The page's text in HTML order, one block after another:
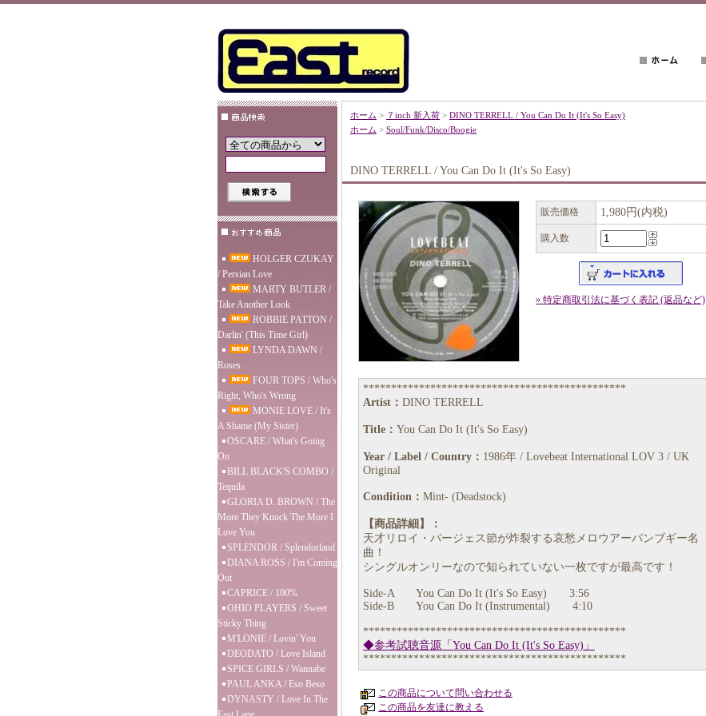
HOLGER CZUKAY
/ Persian Love
MARTY BUTLER /
Take Another Look
ROBBIE PATTON /
Darlin' (This Time Girl)
LYNDA DAWN /
Roses
FOUR TOPS / Who's
Right, Who's Wrong
MONIE LOVE / It's
A Shame (My Sister)
OSCARE / What's Going
On
BILL BLACK'S COMBO /
Tequila
GLORIA D. BROWN / The
More They Knock The More I
Love You
SPLENDOR / Splendorland
DIANA ROSS / I'm Coming
Out
CAPRICE / 100%
OHIO PLAYERS / Sweet
Sticky Thing
M'LONIE / Lovin' You
DEODATO / Love Island
SPICE GIRLS / Wannabe
PAUL ANKA / Eso Beso
DYNASTY / Love In The
ホーム > ７inch 新入荷 > DINO TERRELL / You Can Do It (It's So Easy)
ホーム > Soul/Funk/Disco/Boogie
DINO TERRELL / You Can Do It (It's So Easy)
販売価格 1,980円(内税)
購入数
» 特定商取引法に基づく表記 (返品など)
***********************************************
Artist： DINO TERRELL
Title： You Can Do It (It's So Easy)
Year / Label / Country： 1986年 / Lovebeat International LOV 3 / UK
Original
Condition： Mint- (Deadstock)
【商品詳細】：
天才リロイ・バージェス節が炸裂する哀愁メロウアーバンブギー名
曲！
シングルオンリーなので知られていない一枚ですが最高です！
Side-A You Can Do It (It's So Easy) 3:56
Side-B You Can Do It (Instrumental) 4:10
***********************************************
◆参考試聴音源「You Can Do It (It's So Easy)」
***********************************************
この商品について問い合わせる
この商品を友達に教える